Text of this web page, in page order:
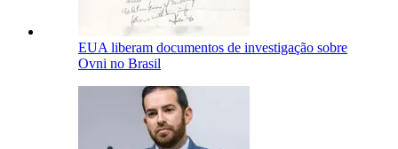
EUA liberam documentos de investigação sobre
Ovni no Brasil